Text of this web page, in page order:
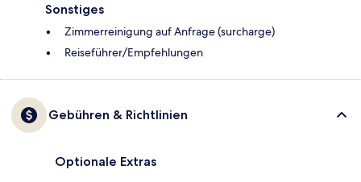
Sonstiges
Zimmerreinigung auf Anfrage (surcharge)
Reiseführer/Empfehlungen
Gebühren & Richtlinien
Optionale Extras